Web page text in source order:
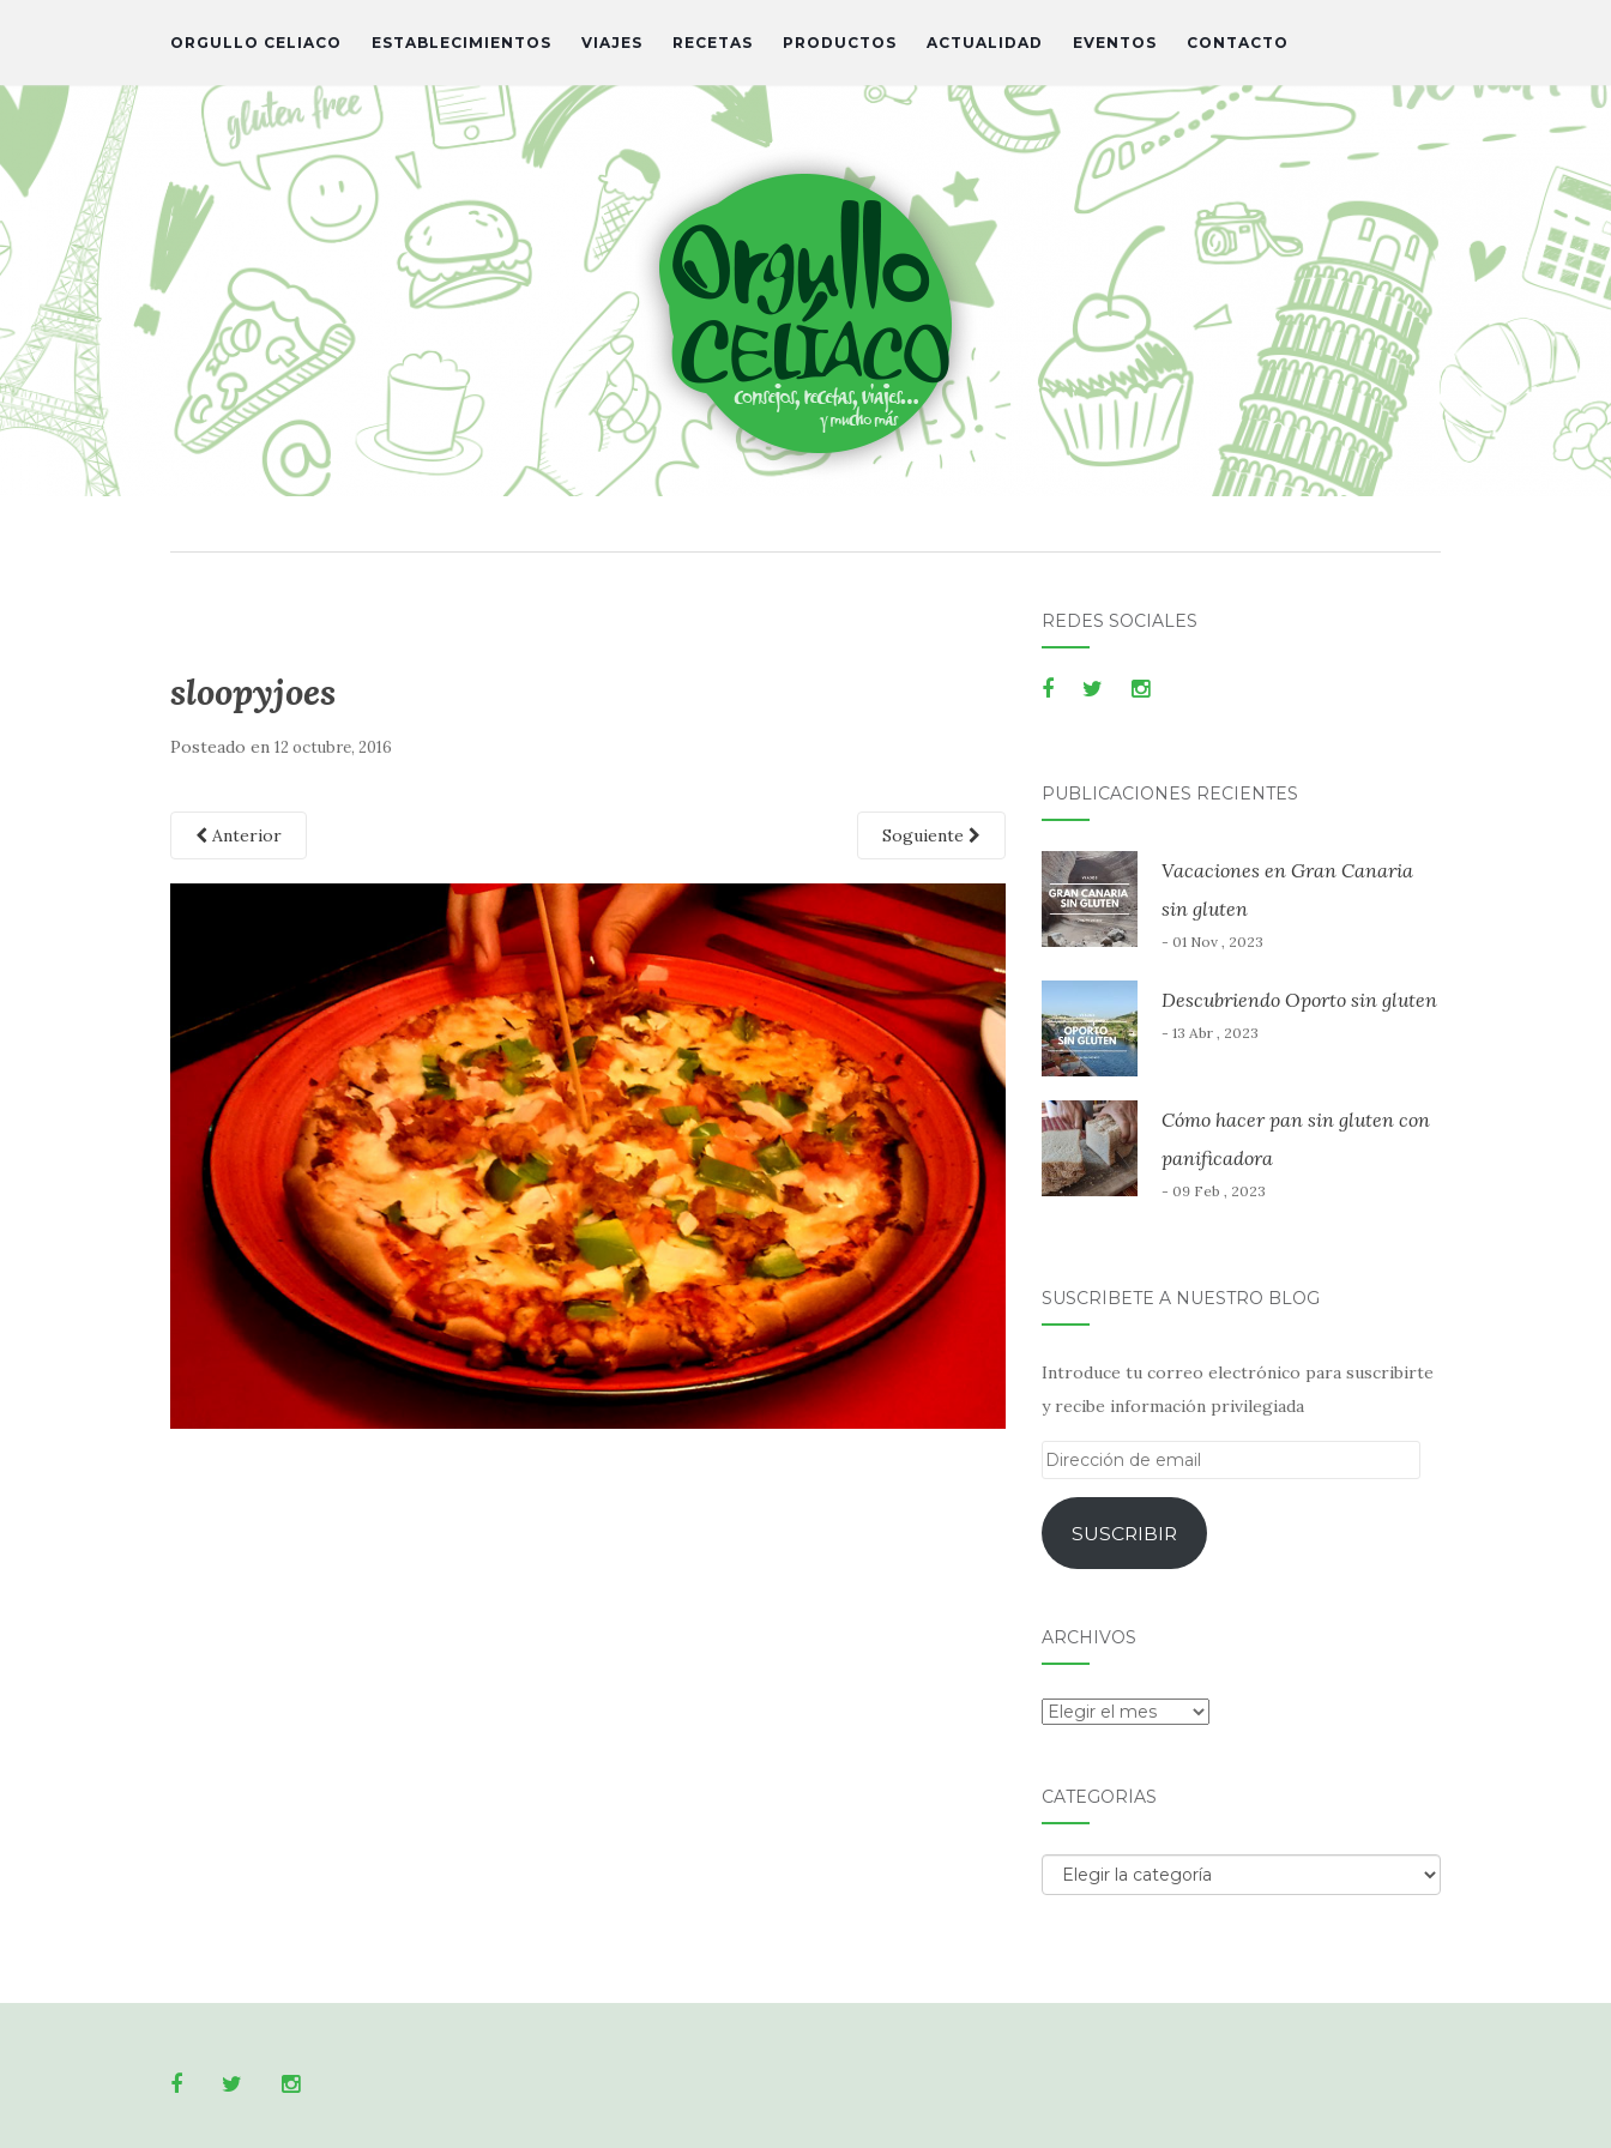
ORGULLO CELIACO ESTABLECIMIENTOS VIAJES RECETAS PRODUCTOS ACTUALIDAD EVENTOS CONTACTO
sloopyjoes
Posteado en 12 octubre, 2016
Anterior Soguiente
REDES SOCIALES
PUBLICACIONES RECIENTES
Vacaciones en Gran Canaria
sin gluten
- 01 Nov , 2023
Descubriendo Oporto sin gluten
- 13 Abr , 2023
Cómo hacer pan sin gluten con
panificadora
- 09 Feb , 2023
SUSCRÍBETE A NUESTRO BLOG
Introduce tu correo electrónico para suscribirte
y recibe información privilegiada
Dirección
emailSUSCRIBIR
ARCHIVOS
Archivos
CATEGORÍAS
Categorías